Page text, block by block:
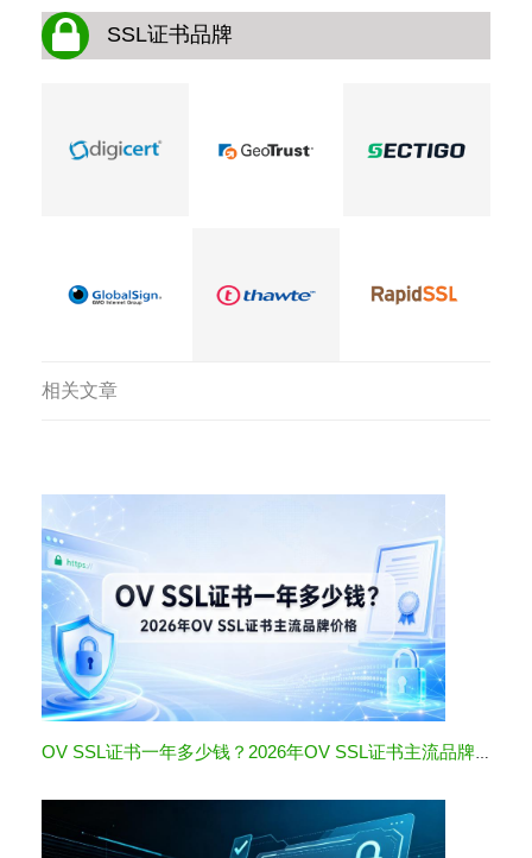
SSL证书品牌
相关文章
OV SSL证书一年多少钱？2026年OV SSL证书主流品牌价格